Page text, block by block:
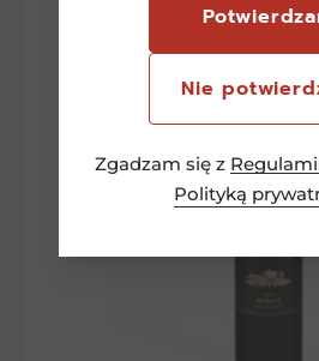
Nie
Zgadzam się z
Polityką